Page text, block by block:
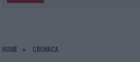
7 AGOSTO 2026
|
HOME CRONACA